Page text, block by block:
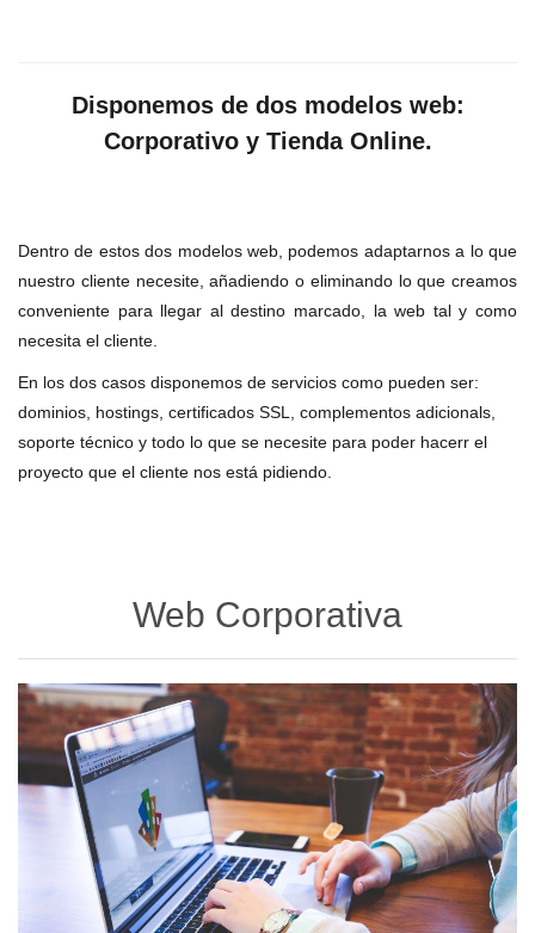
Disponemos de dos modelos web:
Corporativo y Tienda Online.
Dentro de estos dos modelos web, podemos adaptarnos a lo que
nuestro cliente necesite, añadiendo o eliminando lo que creamos
conveniente para llegar al destino marcado, la web tal y como
necesita el cliente.
En los dos casos disponemos de servicios como pueden ser:
dominios, hostings, certificados SSL, complementos adicionals,
soporte técnico y todo lo que se necesite para poder hacerr el
proyecto que el cliente nos está pidiendo.
Web Corporativa